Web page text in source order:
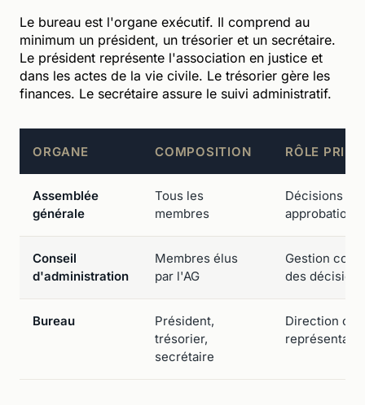
Le bureau est l'organe exécutif. Il comprend au
minimum un président, un trésorier et un secrétaire.
Le président représente l'association en justice et
dans les actes de la vie civile. Le trésorier gère les
finances. Le secrétaire assure le suivi administratif.
ORGANE COMPOSITION RÔLE
Assemblée
générale
Tous les
membres
Décisions
approbation
Conseil
d'administration
Membres élus
par l'AG
Gestion
des
Bureau
Président,
trésorier,
secrétaire
Direction